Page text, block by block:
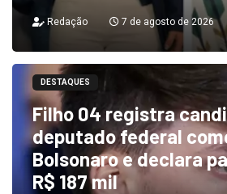
Redação 7 de agosto de 2026
DESTAQUES
Filho 04 registra
deputado federal
Bolsonaro e declara
R$ 187 mil